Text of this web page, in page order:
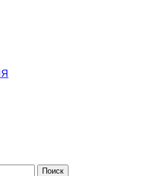
Поиск